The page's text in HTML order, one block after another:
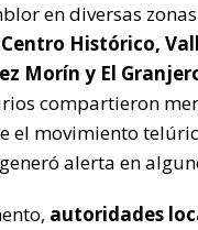
en diversas
Centro Histórico,
Morín y El
compartieron
el movimiento
alerta en
autoridades